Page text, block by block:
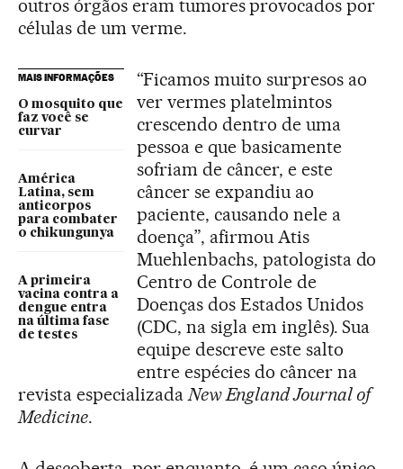
outros órgãos eram tumores provocados por
células de um verme.
MAIS INFORMAÇÕES
O mosquito que
faz você se
curvar
América
Latina, sem
anticorpos
para combater
o chikungunya
A primeira
vacina contra a
dengue entra
na última fase
de testes
“Ficamos muito surpresos ao
ver vermes platelmintos
crescendo dentro de uma
pessoa e que basicamente
sofriam de câncer, e este
câncer se expandiu ao
paciente, causando nele a
doença”, afirmou Atis
Muehlenbachs, patologista do
Centro de Controle de
Doenças dos Estados Unidos
(CDC, na sigla em inglês). Sua
equipe descreve este salto
entre espécies do câncer na
revista especializadaNew England Journal of
Medicine.